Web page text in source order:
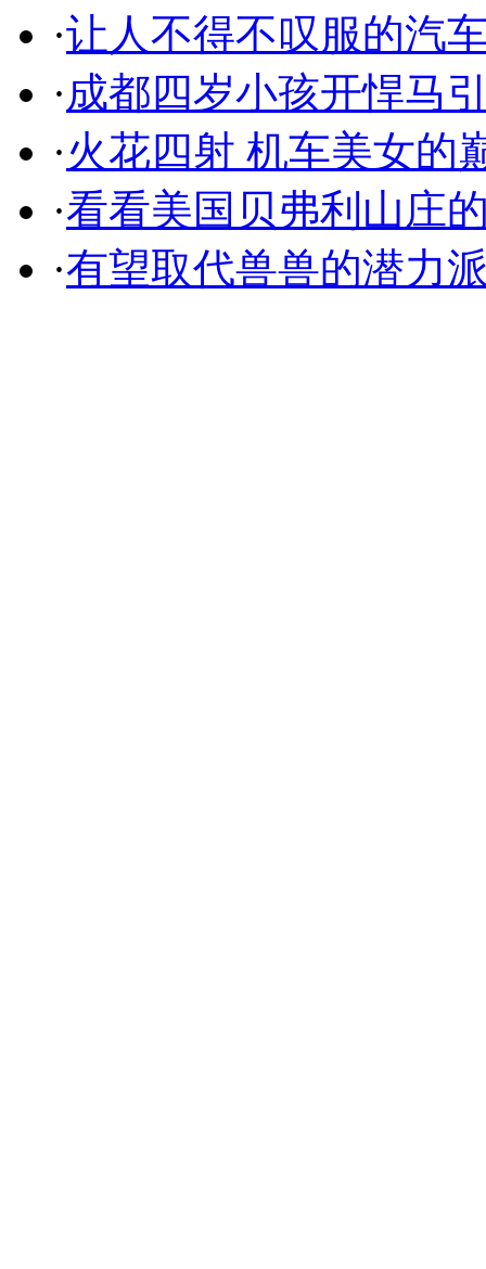
·让人不得不叹服的汽
·成都四岁小孩开悍马
·火花四射 机车美女的
·看看美国贝弗利山庄
·有望取代兽兽的潜力